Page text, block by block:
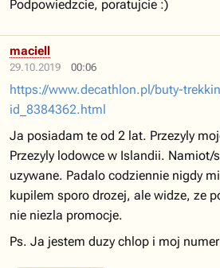
Podpowiedzcie, poratujcie :)
29.10.2019 00:06
maciell
https://www.decathlon.pl/buty-
id_8384362.html
Ja posiadam te od 2 lat. Przezyly
Przezyly lodowce w Islandii. Namiot/
uzywane. Padalo codziennie nigdy
kupilem sporo drozej, ale widze, ze
nie niezla promocje.
Ps. Ja jestem duzy chlop i moj